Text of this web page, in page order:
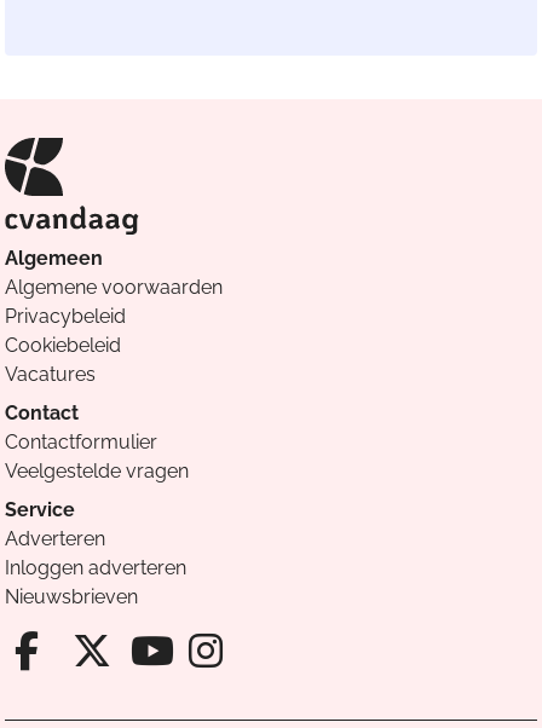
Algemeen
Algemene voorwaarden
Privacybeleid
Cookiebeleid
Vacatures
Contact
Contactformulier
Veelgestelde vragen
Service
Adverteren
Inloggen adverteren
Nieuwsbrieven
Facebook van Cvandaag
X van Cvandaag
Instagram van